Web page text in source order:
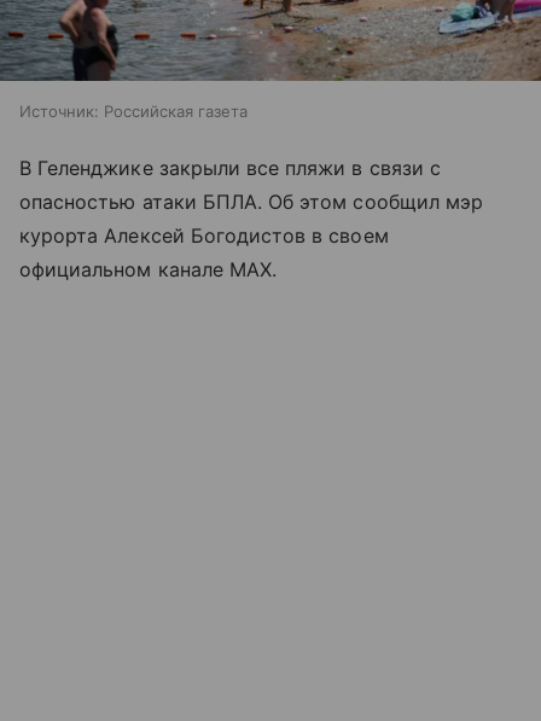
Источник: Российская газета
В Геленджике закрыли все пляжи в связи с
опасностью атаки БПЛА. Об этом сообщил мэр
курорта Алексей Богодистов в своем
официальном канале MAX.